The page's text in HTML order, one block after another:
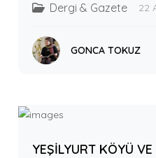
Dergi & Gazete 22
GONCA TOKUZ
YEŞİLYURT KÖYÜ